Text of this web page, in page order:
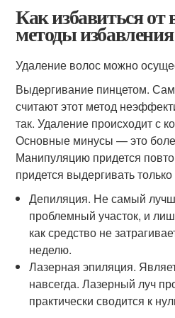
Как избавиться
методы
Удаление волос можно
Выдергивание пинцетом.
считают этот метод
так. Удаление происходит с
Основные минусы — это
Манипуляцию придется
придется выдергивать
Депиляция. Не самый
проблемный участок, и
как средство не
неделю.
Лазерная эпиляция.
навсегда. Лазерный луч
практически сводится к